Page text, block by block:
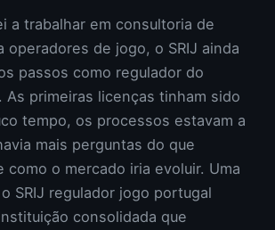
a trabalhar em consultoria de
operadores de jogo, o SRIJ ainda
passos como regulador do
As primeiras licenças tinham sido
tempo, os processos estavam a
mais perguntas do que
como o mercado iria evoluir. Uma
SRIJ regulador jogo portugal
consolidada que